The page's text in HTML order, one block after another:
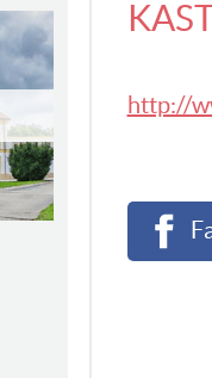
http://